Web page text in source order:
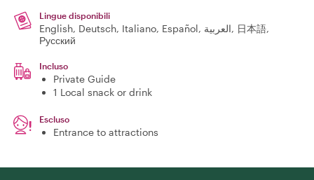
Lingue disponibili
English, Deutsch, Italiano, Español, العربية, 日本語,
Русский
Incluso
Private Guide
1 Local snack or drink
Escluso
Entrance to attractions